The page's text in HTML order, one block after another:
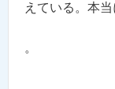
えている。本
。